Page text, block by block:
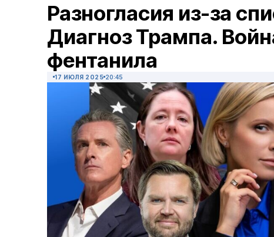
Разногласия из-за
Диагноз Трампа.
фентанила
17 ИЮЛЯ 2025 20:45